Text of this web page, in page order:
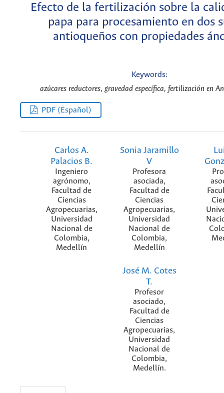
Efecto de la fertilización sobre la
papa para procesamiento en dos
antioqueños con propiedades
Keywords:
azúcares reductores, gravedad específica, fertilización en
PDF (Español)
Carlos A.
Palacios B.
Ingeniero
agrónomo,
Facultad de
Ciencias
Agropecuarias,
Universidad
Nacional de
Colombia,
Medellín
Sonia Jaramillo
V
Profesora
asociada,
Facultad de
Ciencias
Agropecuarias,
Universidad
Nacional de
Colombia,
Medellín
José M. Cotes
T.
Profesor
asociado,
Facultad de
Ciencias
Agropecuarias,
Universidad
Nacional de
Colombia,
Medellín.